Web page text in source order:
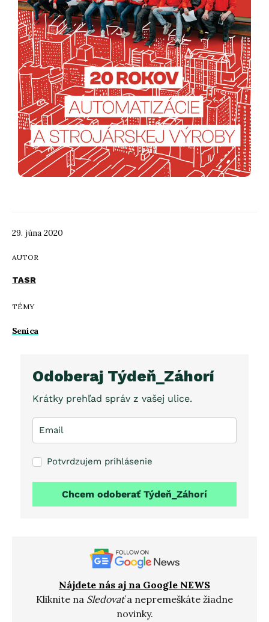
29. júna 2020
AUTOR
TASR
TÉMY
Senica
Odoberaj Týdeň_Záhorí
Krátky prehľad správ z vašej ulice.
Potvrdzujem prihlásenie
Chcem odoberať Týdeň_Záhorí
Nájdete nás aj na Google NEWS
Kliknite na Sledovaťa nepremeškáte žiadne
novinky.